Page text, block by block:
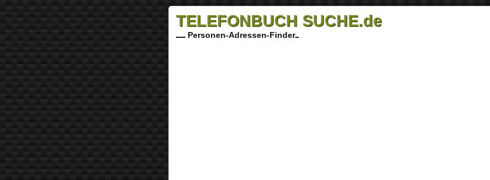
TELEFONBUCH SUCHE.de
Personen-Adressen-Finder